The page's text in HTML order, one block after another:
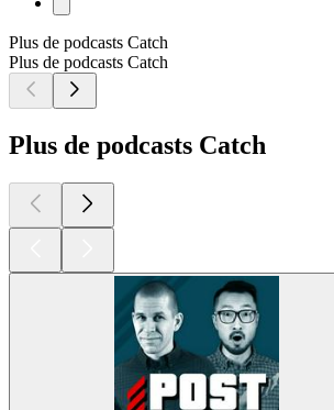
Plus de podcasts Catch
Plus de podcasts Catch
Plus de podcasts Catch